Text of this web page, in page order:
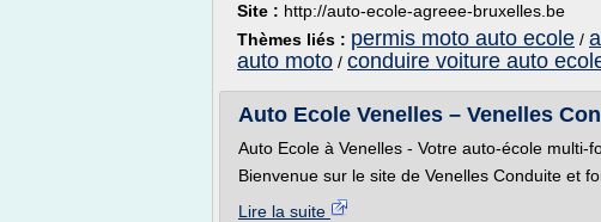
Site : http://auto-ecole-agreee-bruxelles.be
Thèmes liés : permis moto auto ecole /
auto moto / conduire voiture auto
Auto Ecole Venelles – Venelles
Auto Ecole à Venelles - Votre auto-école multi-
Bienvenue sur le site de Venelles Conduite et
Lire la suite